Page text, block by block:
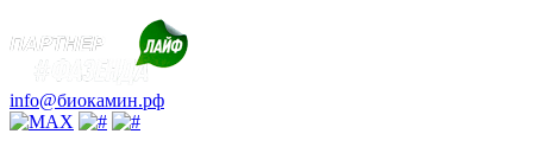
info@биокамин.рф